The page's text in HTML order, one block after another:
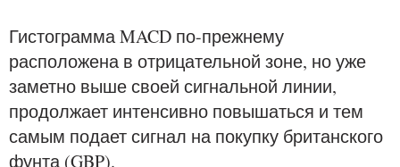
Гистограмма MACD по-прежнему
расположена в отрицательной зоне, но уже
заметно выше своей сигнальной линии,
продолжает интенсивно повышаться и тем
самым подает сигнал на покупку британского
фунта (GBP).